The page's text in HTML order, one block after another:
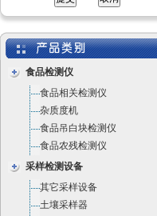
食品检测仪
食品相关检测仪
杂质度机
食品吊白块检测仪
食品农残检测仪
采样检测设备
其它采样设备
土壤采样器